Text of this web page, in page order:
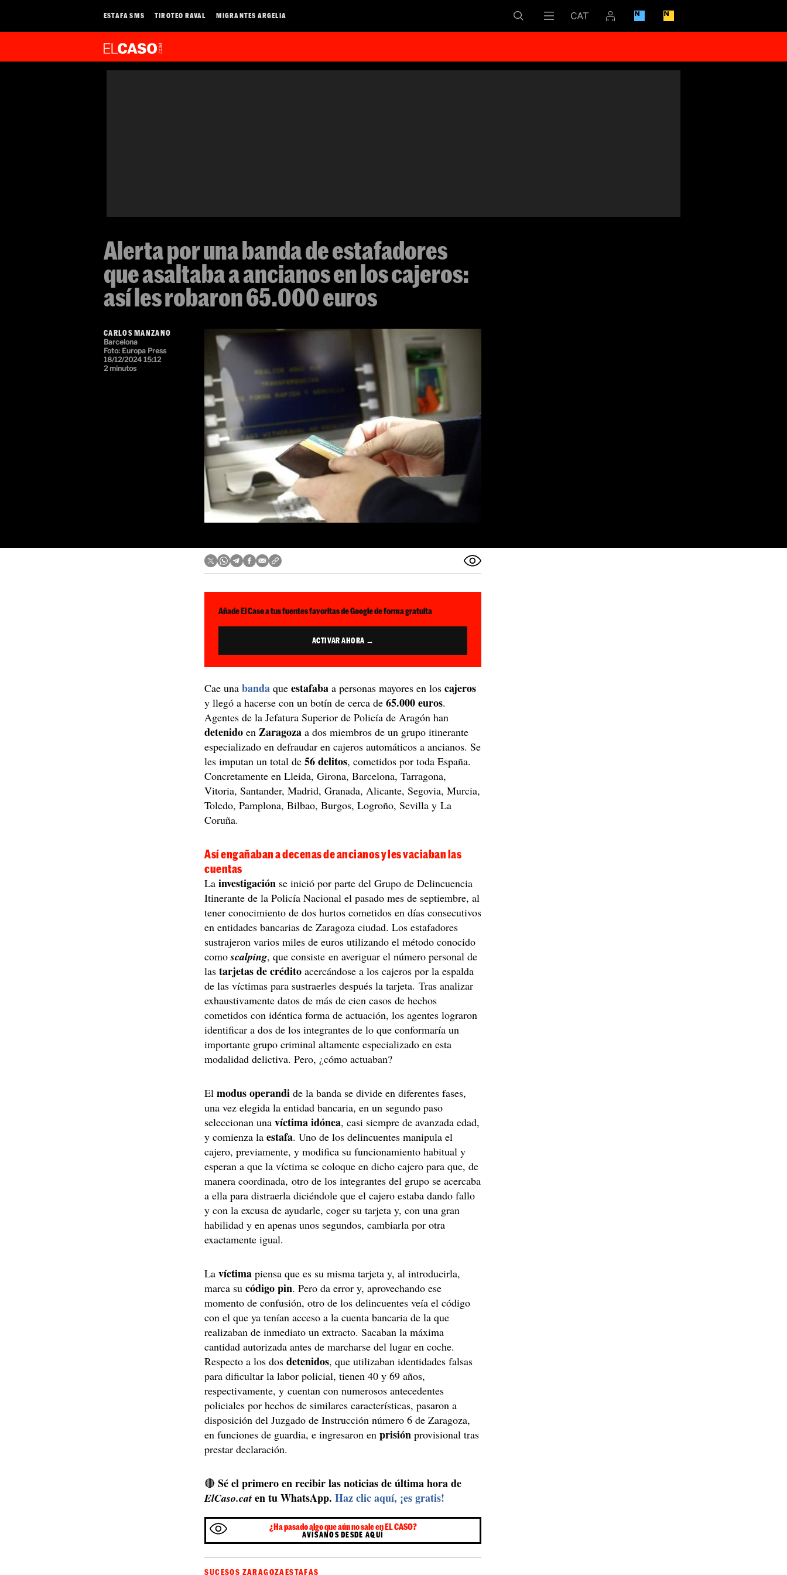
ESTAFA SMS TIROTEO RAVAL MIGRANTES ARGELIA
Alerta por una banda de estafadores
que asaltaba a ancianos en los cajeros:
así les robaron 65.000 euros
CARLOS MANZANO
Barcelona
Foto: Europa Press
18/12/2024 15:12
2 minutos
Añade El Caso a tus fuentes favoritas de Google de forma gratuita
ACTIVAR AHORA →
Cae unabanda queestafabaa personas mayores en loscajeros
y llegó a hacerse con un botín de cerca de 65.000 euros.
Agentes de la Jefatura Superior de Policía de Aragón han
detenidoenZaragozaa dos miembros de un grupo itinerante
especializado en defraudar en cajeros automáticos a ancianos. Se
les imputan un total de56 delitos, cometidos por toda España.
Concretamente en Lleida, Girona, Barcelona, Tarragona,
Vitoria, Santander, Madrid, Granada, Alicante, Segovia, Murcia,
Toledo, Pamplona, Bilbao, Burgos, Logroño, Sevilla y La
Coruña.
Así engañaban a decenas de ancianos y les vaciaban las
cuentas
Lainvestigación se inició por parte del Grupo de Delincuencia
Itinerante de la Policía Nacional el pasado mes de septiembre, al
tener conocimiento de dos hurtos cometidos en días consecutivos
en entidades bancarias de Zaragoza ciudad. Los estafadores
sustrajeron varios miles de euros utilizando el método conocido
comoscalping, que consiste en averiguar el número personal de
lastarjetas de crédito acercándose a los cajeros por la espalda
de las víctimas para sustraerles después la tarjeta. Tras analizar
exhaustivamente datos de más de cien casos de hechos
cometidos con idéntica forma de actuación, los agentes lograron
identificar a dos de los integrantes de lo que conformaría un
importante grupo criminal altamente especializado en esta
modalidad delictiva. Pero, ¿cómo actuaban?
Elmodus operandide la banda se divide en diferentes fases,
una vez elegida la entidad bancaria, en un segundo paso
seleccionan unavíctima idónea, casi siempre de avanzada edad,
y comienza laestafa. Uno de los delincuentes manipula el
cajero, previamente, y modifica su funcionamiento habitual y
esperan a que la víctima se coloque en dicho cajero para que, de
manera coordinada, otro de los integrantes del grupo se acercaba
a ella para distraerla diciéndole que el cajero estaba dando fallo
y con la excusa de ayudarle, coger su tarjeta y, con una gran
habilidad y en apenas unos segundos, cambiarla por otra
exactamente igual.
Lavíctimapiensa que es su misma tarjeta y, al introducirla,
marca su código pin. Pero da error y, aprovechando ese
momento de confusión, otro de los delincuentes veía el código
con el que ya tenían acceso a la cuenta bancaria de la que
realizaban de inmediato un extracto. Sacaban la máxima
cantidad autorizada antes de marcharse del lugar en coche.
Respecto a los dosdetenidos, que utilizaban identidades falsas
para dificultar la labor policial, tienen 40 y 69 años,
respectivamente, y cuentan con numerosos antecedentes
policiales por hechos de similares características, pasaron a
disposición del Juzgado de Instrucción número 6 de Zaragoza,
en funciones de guardia, e ingresaron enprisiónprovisional tras
prestar declaración.
🔴Sé el primero en recibir las noticias de última hora de
ElCaso.cat en tu WhatsApp.Haz clic aquí, ¡es gratis!
¿Ha pasado algo que aún no sale en EL CASO?
AVÍSANOS DESDE AQUÍ
SUCESOS ZARAGOZAESTAFAS